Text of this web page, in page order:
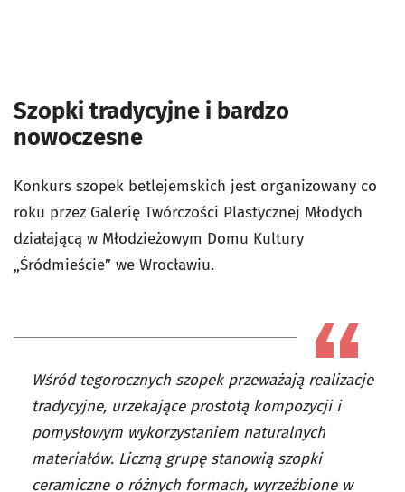
Szopki tradycyjne i bardzo
nowoczesne
Konkurs szopek betlejemskich jest organizowany co
roku przez Galerię Twórczości Plastycznej Młodych
działającą w Młodzieżowym Domu Kultury
„Śródmieście” we Wrocławiu.
Wśród tegorocznych szopek przeważają realizacje
tradycyjne, urzekające prostotą kompozycji i
pomysłowym wykorzystaniem naturalnych
materiałów. Liczną grupę stanowią szopki
ceramiczne o różnych formach, wyrzeźbione w